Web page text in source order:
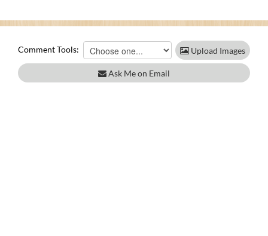
Comment Tools: Upload Images
Ask Me on Email